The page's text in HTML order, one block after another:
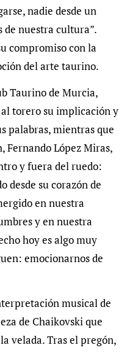
nadie desde un
de nuestra cultura”.
compromiso con la
del arte taurino.
Taurino de Murcia,
torero su implicación y
palabras, mientras que
Fernando López Miras,
y fuera del ruedo:
desde su corazón de
en nuestra
y en nuestra
hoy es algo muy
emocionarnos de
musical de
de Chaikovski que
velada. Tras el pregón,